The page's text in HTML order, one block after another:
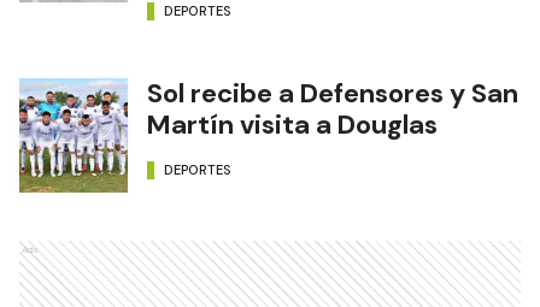
DEPORTES
Sol recibe a Defensores y San
Martín visita a Douglas
DEPORTES
Ads